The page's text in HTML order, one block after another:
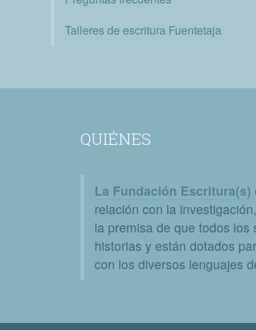
Talleres de escritura Fuentetaja
QUIÉNES
La Fundación Escritura(s)
relación con la
la premisa de que todos
historias y están dotados
con los diversos lenguajes